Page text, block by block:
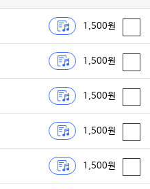
1,500원
1,500원
1,500원
1,500원
1,500원